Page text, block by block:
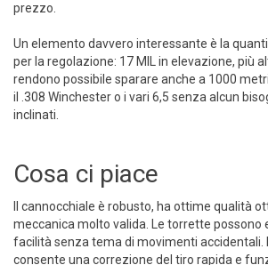
prezzo.
Un elemento davvero interessante è la
per la regolazione: 17 MIL in elevazione, più
rendono possibile sparare anche a 1000
il .308 Winchester o i vari 6,5 senza alcun
inclinati.
Cosa ci piace
Il cannocchiale è robusto, ha ottime qualità
meccanica molto valida. Le torrette possono
facilità senza tema di movimenti accidentali.
consente una correzione del tiro rapida e